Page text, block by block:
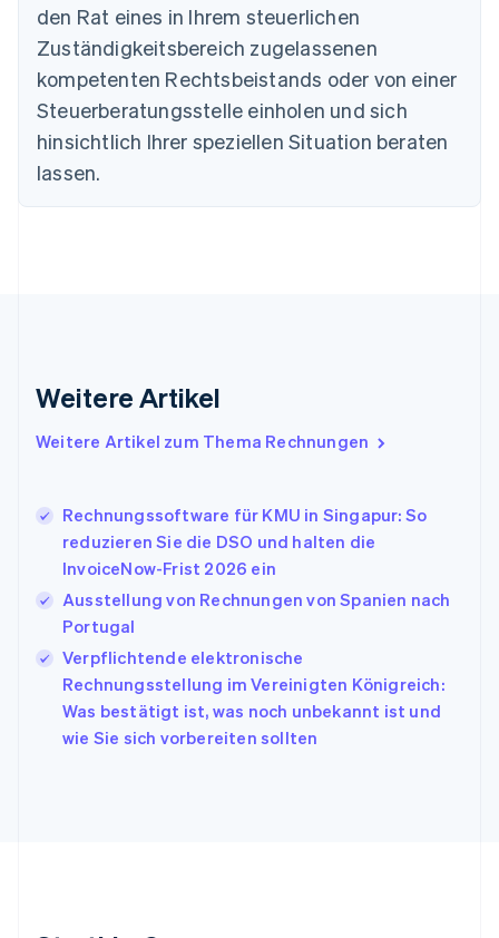
den Rat eines in Ihrem steuerlichen
Zuständigkeitsbereich zugelassenen
kompetenten Rechtsbeistands oder von einer
Steuerberatungsstelle einholen und sich
hinsichtlich Ihrer speziellen Situation beraten
lassen.
Weitere Artikel
Weitere Artikel zum Thema Rechnungen
Rechnungssoftware für KMU in Singapur: So
reduzieren Sie die DSO und halten die
InvoiceNow-Frist 2026 ein
Ausstellung von Rechnungen von Spanien nach
Portugal
Verpflichtende elektronische
Rechnungsstellung im Vereinigten Königreich:
Was bestätigt ist, was noch unbekannt ist und
wie Sie sich vorbereiten sollten
Dänemark
Deutschland
DeutschEnglish
Estland
English
Festlandchina
简体中文
EnglishSvenska
English
English
Japan
日本語 English
EnglishFrançais
Kroatien
EnglishItaliano
English
Liechtenstein
DeutschEnglish
Litauen